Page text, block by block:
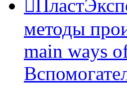
методы
main ways